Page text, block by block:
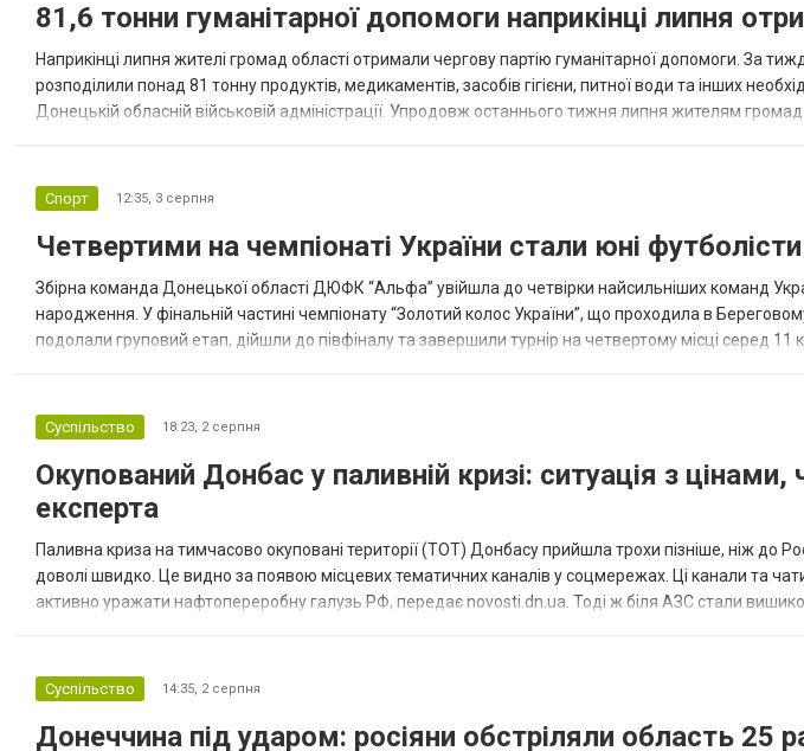
81,6 тонни гуманітарної допомоги наприкінці липня
Наприкінці липня жителі громад області отримали чергову партію гуманітарної допомоги. За
розподілили понад 81 тонну продуктів, медикаментів, засобів гігієни, питної води та інших
Донецькій обласній військовій адміністрації. Упродовж останнього тижня липня жителям
Спорт 12:35, 3 серпня
Четвертими на чемпіонаті України стали юні
Збірна команда Донецької області ДЮФК “Альфа” увійшла до четвірки найсильніших команд
народження. У фінальній частині чемпіонату “Золотий колос України”, що проходила в
подолали груповий етап, дійшли до півфіналу та завершили турнір на четвертому місці серед 11
Суспільство 18:23, 2 серпня
Окупований Донбас у паливній кризі: ситуація з цінами,
експерта
Паливна криза на тимчасово окуповані території (ТОТ) Донбасу прийшла трохи пізніше, ніж до
доволі швидко. Це видно за появою місцевих тематичних каналів у соцмережах. Ці канали та
активно уражати нафтопереробну галузь РФ, передає novosti.dn.ua. Тоді ж біля АЗС стали
Суспільство 14:35, 2 серпня
Донеччина під ударом: росіяни обстріляли область 25